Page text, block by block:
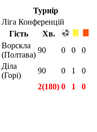
Турнір
Ліга Конференцій
Гість
Хв.
Ворскла
(Полтава)
90 0 0 0
Діла
(Горі)
90 0 1
0
2(180) 0 1
0